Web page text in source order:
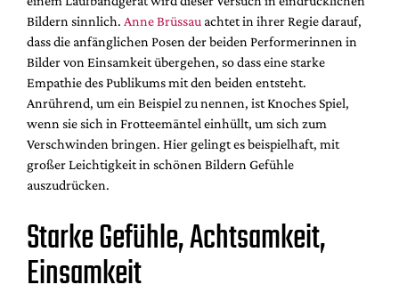
Bildern sinnlich. Anne Brüssau achtet in ihrer Regie darauf,
dass die anfänglichen Posen der beiden Performerinnen in
Bilder von Einsamkeit übergehen, so dass eine starke
Empathie des Publikums mit den beiden entsteht.
Anrührend, um ein Beispiel zu nennen, ist Knoches Spiel,
wenn sie sich in Frotteemäntel einhüllt, um sich zum
Verschwinden bringen. Hier gelingt es beispielhaft, mit
großer Leichtigkeit in schönen Bildern Gefühle
auszudrücken.
Starke Gefühle, Achtsamkeit,
Einsamkeit